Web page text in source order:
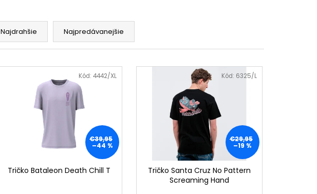
Najdrahšie Najpredávanejšie
€39,95
–44 %
Tričko Bataleon Death Chill T
Kód: 4442/XL
€29,95
–19 %
Tričko Santa Cruz No Pattern
Screaming Hand
Kód: 6325/L
SKATEBOARD HOITY-TOITY TOMCAT
€43
Pôvodne:€47